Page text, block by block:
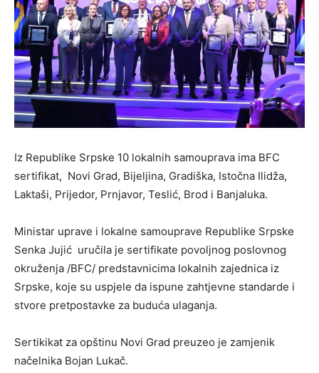
Iz Republike Srpske 10 lokalnih samouprava ima BFC
sertifikat, Novi Grad, Bijeljina, Gradiška, Istočna Ilidža,
Laktaši, Prijedor, Prnjavor, Teslić, Brod i Banjaluka.
Ministar uprave i lokalne samouprave Republike Srpske
Senka Jujić uručila je sertifikate povolјnog poslovnog
okruženja /BFC/ predstavnicima lokalnih zajednica iz
Srpske, koje su uspjele da ispune zahtjevne standarde i
stvore pretpostavke za buduća ulaganja.
Sertikikat za opštinu Novi Grad preuzeo je zamjenik
načelnika Bojan Lukač.